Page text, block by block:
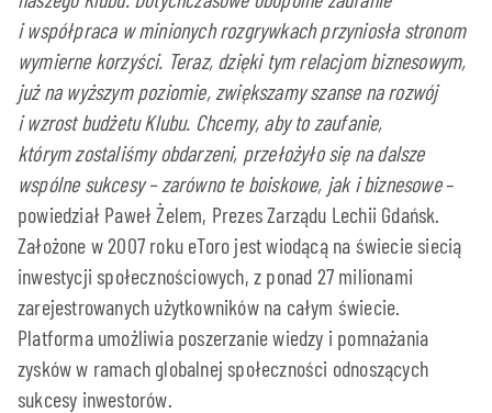
i współpraca w minionych rozgrywkach przyniosła stronom
wymierne korzyści. Teraz, dzięki tym relacjom biznesowym,
już na wyższym poziomie, zwiększamy szanse na rozwój
i wzrost budżetu Klubu. Chcemy, aby to zaufanie,
którym zostaliśmy obdarzeni, przełożyło się na dalsze
wspólne sukcesy – zarówno te boiskowe, jak i biznesowe–
powiedział Paweł Żelem, Prezes Zarządu Lechii Gdańsk.
Założone w 2007 roku eToro jest wiodącą na świecie siecią
inwestycji społecznościowych, z ponad 27 milionami
zarejestrowanych użytkowników na całym świecie.
Platforma umożliwia poszerzanie wiedzy i pomnażania
zysków w ramach globalnej społeczności odnoszących
sukcesy inwestorów.